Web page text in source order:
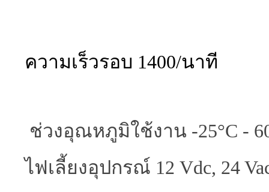
ความเร็วรอบ 1400/นาที
ช่วงอุณหภูมิใช้งาน -25°C -
ไฟเลี้ยงอุปกรณ์ 12 Vdc, 24